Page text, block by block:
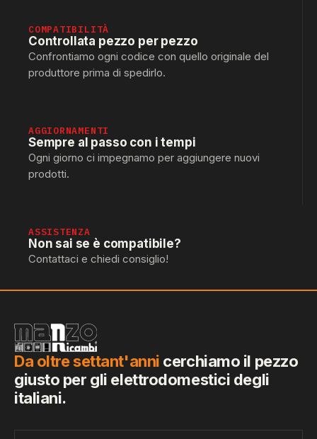
COMPATIBILITÀ
Controllata pezzo per pezzo
Confrontiamo ogni codice con quello originale del
produttore prima di spedirlo.
AGGIORNAMENTI
Sempre al passo con i tempi
Ogni giorno ci impegnamo per aggiungere nuovi
prodotti.
ASSISTENZA
Non sai se è compatibile?
Contattaci e chiedi consiglio!
Da oltre settant'anni cerchiamo il pezzo
giusto per gli elettrodomestici degli
italiani.